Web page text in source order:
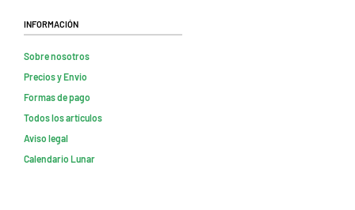
Información
Sobre nosotros
Precios y Envio
Formas de pago
Todos los artículos
Aviso legal
Calendario Lunar